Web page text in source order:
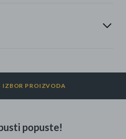
IZBOR PROIZVODA
popuste!